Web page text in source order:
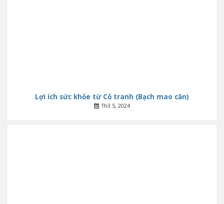
Lợi ích sức khỏe từ Cỏ tranh (Bạch mao căn)
Th3 5, 2024